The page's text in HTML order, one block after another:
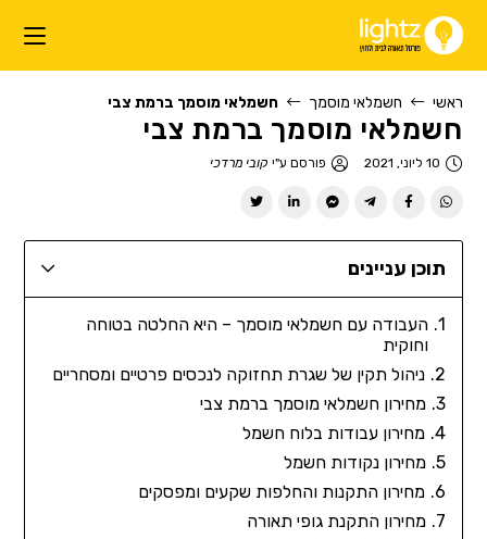
ראשי חשמלאי מוסמך חשמלאי מוסמך ברמת צבי
חשמלאי מוסמך ברמת צבי
10 ליוני, 2021 פורסם ע"י קובי מרדכי
תוכן עניינים
העבודה עם חשמלאי מוסמך – היא החלטה בטוחה
וחוקית
ניהול תקין של שגרת תחזוקה לנכסים פרטיים ומסחריים
מחירון חשמלאי מוסמך ברמת צבי
מחירון עבודות בלוח חשמל
מחירון נקודות חשמל
מחירון התקנות והחלפות שקעים ומפסקים
מחירון התקנת גופי תאורה